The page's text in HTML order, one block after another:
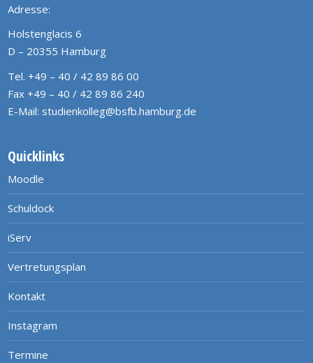
Adresse:
Holstenglacis 6
D – 20355 Hamburg
Tel. +49 – 40 / 42 89 86 00
Fax +49 – 40 / 42 89 86 240
E-Mail: studienkolleg@bsfb.hamburg.de
Quicklinks
Moodle
Schuldock
iServ
Vertretungsplan
Kontakt
Instagram
Termine